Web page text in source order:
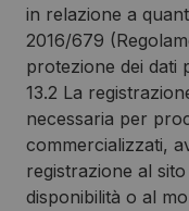
in relazione a
2016/679
protezione dei dati
13.2 La
necessaria per
commercializzati,
registrazione al
disponibilità o al